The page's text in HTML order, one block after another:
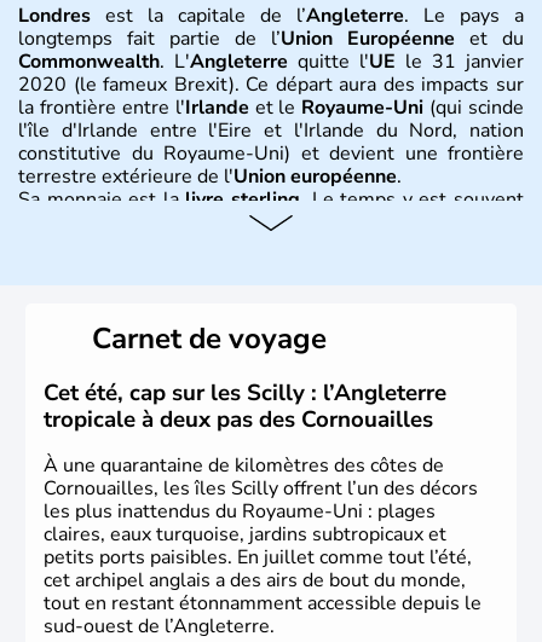
Londres est la capitale de l’Angleterre. Le pays a
longtemps fait partie de l’Union Européenne et du
Commonwealth. L'Angleterre quitte l'UE le 31 janvier
2020 (le fameux Brexit). Ce départ aura des impacts sur
la frontière entre l'Irlande et le Royaume-Uni (qui scinde
l'île d'Irlande entre l'Eire et l'Irlande du Nord, nation
constitutive du Royaume-Uni) et devient une frontière
terrestre extérieure de l'Union européenne.
Sa monnaie est lalivre sterling . Le temps y est souvent
instable avec de nombreuses précipitations : il s’agit d’un
Histoire et administration
L'Angleterre est l’une des quatre nations constitutives du
Royaume-Uni. Elle est peuplée de plus de 50 millions
d’habitants, les Anglais, et constitue à elle seule, près de
84% de la population de l’ensemble. Le pays s’est créé au
Xème siècle et tient son nom desAngles
germanique installé sur ces terres. Première démocratie
parlementaire au monde, elle doit son développement à
l’essor industriel du XIXème siècle.
Carnet de voyage
Cet été, cap sur les Scilly : l’Angleterre
tropicale à deux pas des Cornouailles
À une quarantaine de kilomètres des côtes de
Cornouailles, les îles Scilly offrent l’un des décors
les plus inattendus du Royaume-Uni : plages
claires, eaux turquoise, jardins subtropicaux et
petits ports paisibles. En juillet comme tout l’été,
cet archipel anglais a des airs de bout du monde,
tout en restant étonnamment accessible depuis le
sud-ouest de l’Angleterre.